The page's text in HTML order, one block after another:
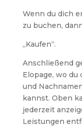
Wenn du dich
zu buchen,
„Kaufen“.
Anschließend
Elopage, wo du
und
kannst. Oben
jederzeit
Leistungen